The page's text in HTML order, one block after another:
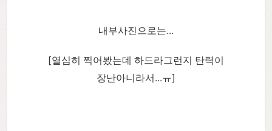
내부사진으로는...
[열심히 찍어봤는데 하드라그런지 탄력이
장난아니라서...ㅠ]